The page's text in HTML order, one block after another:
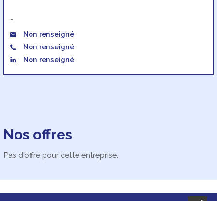
-
Non renseigné
Non renseigné
Non renseigné
Nos offres
Pas d'offre pour cette entreprise.